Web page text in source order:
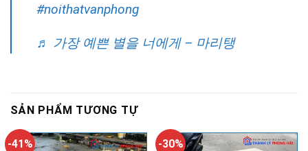
#noithatvanphong
♬ 가장 예쁜 별을 너에게 – 마리탱
SẢN PHẨM TƯƠNG TỰ
-41% -30%